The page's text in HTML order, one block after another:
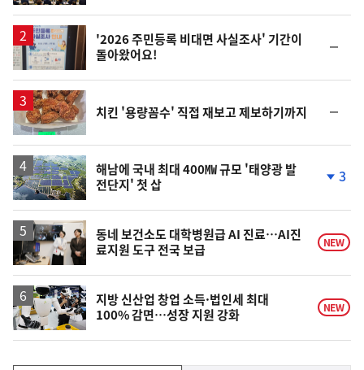
'2026 주민등록 비대면 사실조사' 기간이
돌아왔어요!
일
치킨 '용량꼼수' 직접 재보고 제보하기까지
일
해남에 국내 최대 400㎿ 규모 '태양광 발
전단지' 첫 삽
락
3
동네 보건소도 대학병원급 AI 진료…AI진
료지원 도구 전국 보급
NEW
지방 신산업 창업 소득·법인세 최대
100% 감면…성장 지원 강화
NEW